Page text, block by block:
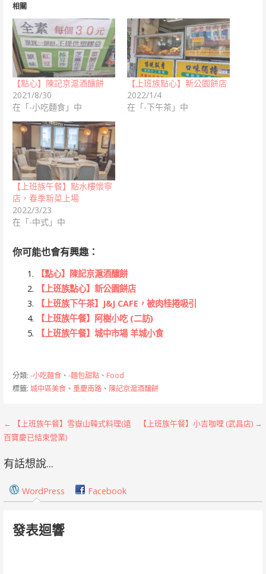
相關
【點心】陳記京滬酒釀餅
2021/8/30
在「-小吃麵食」中
【上班族點心】新公園餅店
2022/1/4
在「-下午茶」中
【上班族午餐】點水樓懷寧
店，春季新菜上場
2022/3/23
在「-中式」中
你可能也會有興趣：
【點心】陳記京滬酒釀餅
【上班族點心】新公園餅店
【上班族下午茶】J&J CAFE，被肉桂捲吸引
【上班族午餐】阿樹小吃 (二訪)
【上班族午餐】城中市場 羊城小食
分類: -小吃麵食、 -麵包甜點、 Food
標籤: 城中區美食、 重慶南路、 陳記京滬酒釀餅
文
章
導
覽
← 【上班族午餐】雪嶽山韓式料理(遠
百寶慶已結束營業)
【上班族午餐】小吉咖哩 (武昌店) →
有話想說...
WordPress Facebook
發表迴響